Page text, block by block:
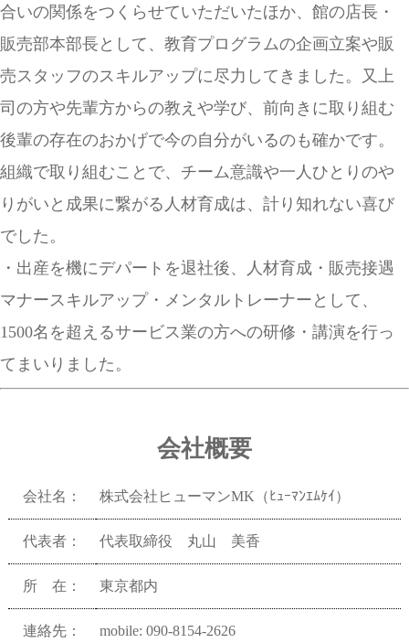
合いの関係をつくらせていただいたほか、館の店長・
販売部本部長と して、教育プログラムの企画立案や販
売スタッフのスキルアップに尽力してきました。又上
司の方や先輩方からの教えや学び、前向きに取り組む
後輩の存在のおかげで今の自分がいるのも確かです。
組織で取り組むことで、チーム意識や一人ひとりのや
りがいと成果に繋がる人材育成は、計り知れない喜び
でした。
・出産を機にデパートを退社後、人材育成・販売接遇
マナースキルアップ・メンタルトレーナーとして、
1500名を超えるサービス業の方への研修・講演を行っ
てまいりました。
会社概要
会社名： 株式会社ヒューマンMK（ﾋｭｰﾏﾝｴﾑｹｲ）
代表者： 代表取締役 丸山 美香
所 在： 東京都内
連絡先：
mobile: 090-8154-2626